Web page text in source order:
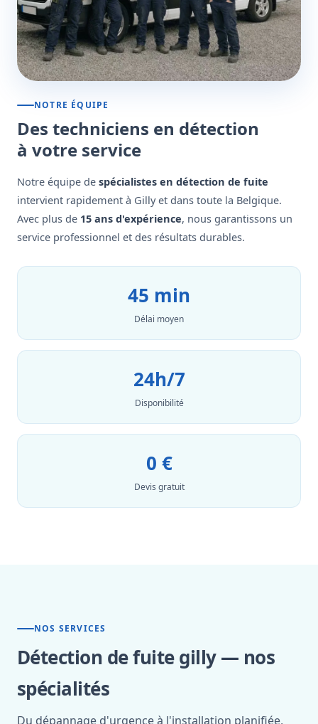
NOTRE ÉQUIPE
Des techniciens en détection
à votre service
Notre équipe de spécialistes en détection de fuite
intervient rapidement à Gilly et dans toute la Belgique.
Avec plus de 15 ans d'expérience, nous garantissons un
service professionnel et des résultats durables.
45 min
Délai moyen
24h/7
Disponibilité
0 €
Devis gratuit
NOS SERVICES
Détection de fuite gilly — nos
spécialités
Du dépannage d'urgence à l'installation planifiée,